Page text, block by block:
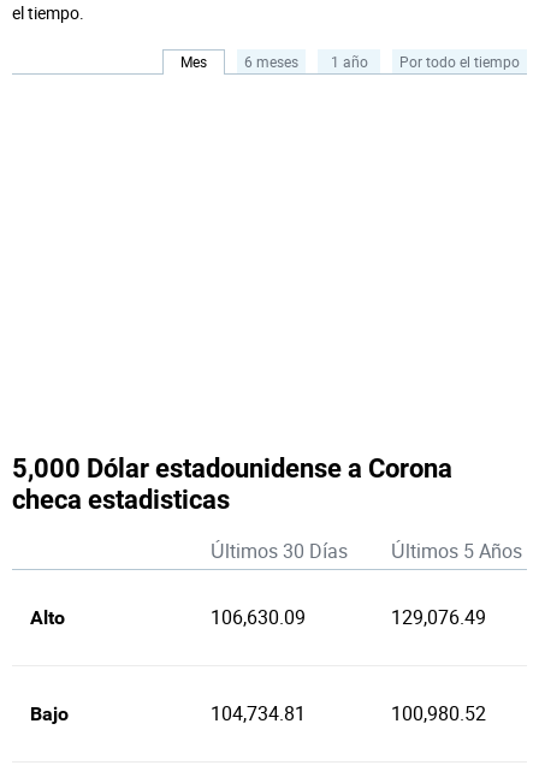
el tiempo.
Mes 6 meses 1 año Por todo el tiempo
5,000 Dólar estadounidense a Corona
checa estadisticas
Últimos 30 Días Últimos 5 Años
Alto 106,630.09 129,076.49
Bajo 104,734.81 100,980.52